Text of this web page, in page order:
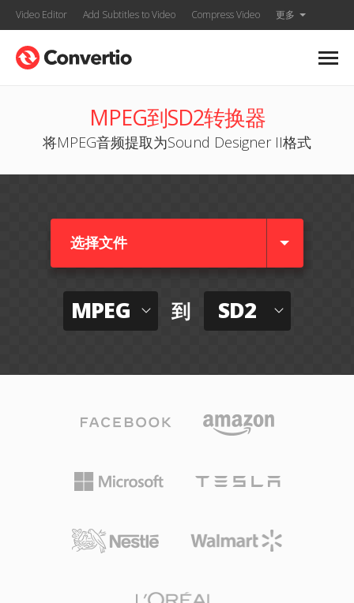
Video Editor Add Subtitles to Video Compress Video 更多
MPEG到SD2转换器
将MPEG音频提取为Sound Designer II格式
选择文件
MPEG 到 SD2